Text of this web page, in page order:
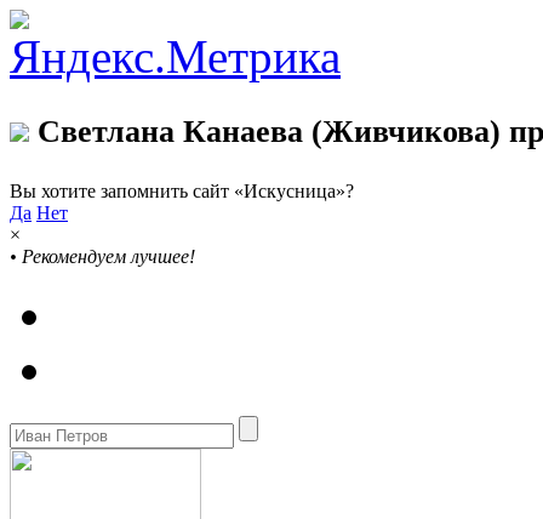
Светлана Канаева (Живчикова)
Вы хотите запомнить сайт «Искусница»?
Да Нет
×
• Рекомендуем лучшее!